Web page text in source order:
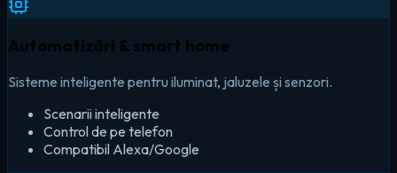
Automatizări & smart home
Sisteme inteligente pentru iluminat, jaluzele și senzori.
Scenarii inteligente
Control de pe telefon
Compatibil Alexa/Google